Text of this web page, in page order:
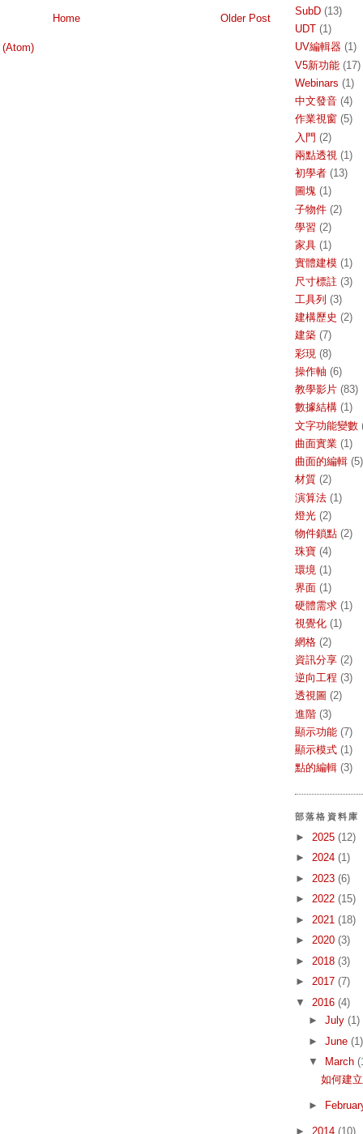
Older Post
Home
(Atom)
SubD (13)
UDT (1)
UV編輯器 (1)
V5新功能 (17)
Webinars (1)
中文發音 (4)
作業視窗 (5)
入門 (2)
兩點透視 (1)
初學者 (13)
圖塊 (1)
子物件 (2)
學習 (2)
家具 (1)
實體建模 (1)
尺寸標註 (3)
工具列 (3)
建構歷史 (2)
建築 (7)
彩現 (8)
操作軸 (6)
教學影片 (83)
數據結構 (1)
文字功能變數
曲面實業 (1)
曲面的編輯 (5)
材質 (2)
演算法 (1)
燈光 (2)
物件鎖點 (2)
珠寶 (4)
環境 (1)
界面 (1)
硬體需求 (1)
視覺化 (1)
網格 (2)
資訊分享 (2)
逆向工程 (3)
透視圖 (2)
進階 (3)
顯示功能 (7)
顯示模式 (1)
點的編輯 (3)
部落格資料庫
► 2025 (12)
► 2024 (1)
► 2023 (6)
► 2022 (15)
► 2021 (18)
► 2020 (3)
► 2018 (3)
► 2017 (7)
▼ 2016 (4)
► July (1)
► June (1)
▼
March
如何建
►
► 2014 (10)